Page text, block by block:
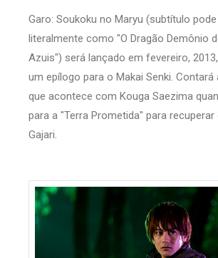
Garo: Soukoku no Maryu (subtítulo
literalmente como "O Dragão Demônio
Azuis") será lançado em fevereiro,
um epílogo para o Makai Senki. Contará
que acontece com Kouga Saezima
para a "Terra Prometida" para
Gajari.